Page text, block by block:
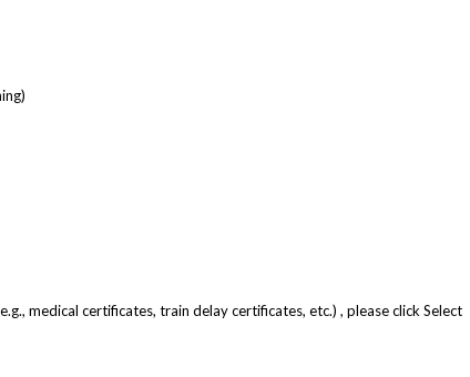
medical certificates, train delay certificates, etc.) , please click Select